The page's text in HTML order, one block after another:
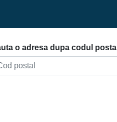
o adresa dupa codul postal